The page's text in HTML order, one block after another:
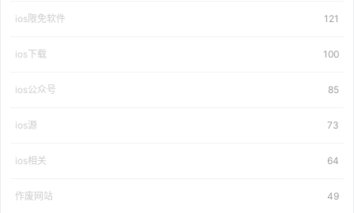
ios限免软件 121
ios下载 100
ios公众号 85
ios源 73
ios相关 64
作废网站 49